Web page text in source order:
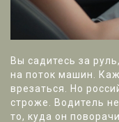
Вы садитесь за
на поток машин.
врезаться. Но
строже. Водитель
то, куда он